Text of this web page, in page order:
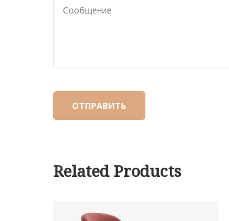
Related Products